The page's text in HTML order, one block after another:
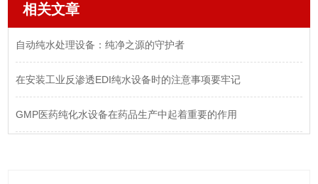
相关文章
自动纯水处理设备：纯净之源的守护者
在安装工业反渗透EDI纯水设备时的注意事项要牢记
GMP医药纯化水设备在药品生产中起着重要的作用